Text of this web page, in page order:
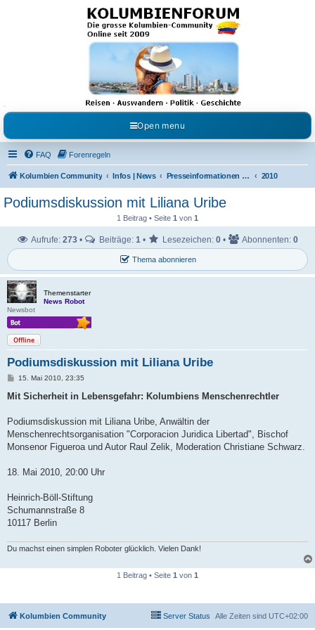
Kolumbienforum - Das
grosse Forum der
Freunde Kolumbiens
Reisen, Auswandern, Kultur, Politik, Geschichte und Visum in Kolumbien und Venezuela.
Austausch, Erfahrungen und Gemeinschaft im Kolumbienforum
Open menu
FAQ Forenregeln
Kolumbien Community Infos | News Presseinformationen & Neuigkeiten 2010
Podiumsdiskussion mit Liliana Uribe
1 Beitrag • Seite 1 von 1
Thema abonnieren
Aufrufe: 273 • Beiträge: 1 • Lesezeichen: 0 • Abonnenten: 0
Themenstarter
News Robot
Newsbot
Offline
Podiumsdiskussion mit Liliana Uribe
B
i
a
15. Mai 2010, 23:35
Mit Sicherheit in Lebensgefahr: Kolumbiens Menschenrechtler
Podiumsdiskussion mit Liliana Uribe, Anwältin der
Menschenrechtsorganisation "Corporacion Juridica Libertad", Bischof
Monsenor Figueroa und Autor Raul Zelik, Moderation Christiane Schwarz.
18. Mai 2010, 20:00 Uhr
Heinrich-Böll-Stiftung
Schumannstraße 8
10117 Berlin
Du machst einen simplen Roboter glücklich. Vielen Dank!
1 Beitrag • Seite 1 von 1
Kolumbien Community Alle Zeiten sind UTC+02:00
Server Status